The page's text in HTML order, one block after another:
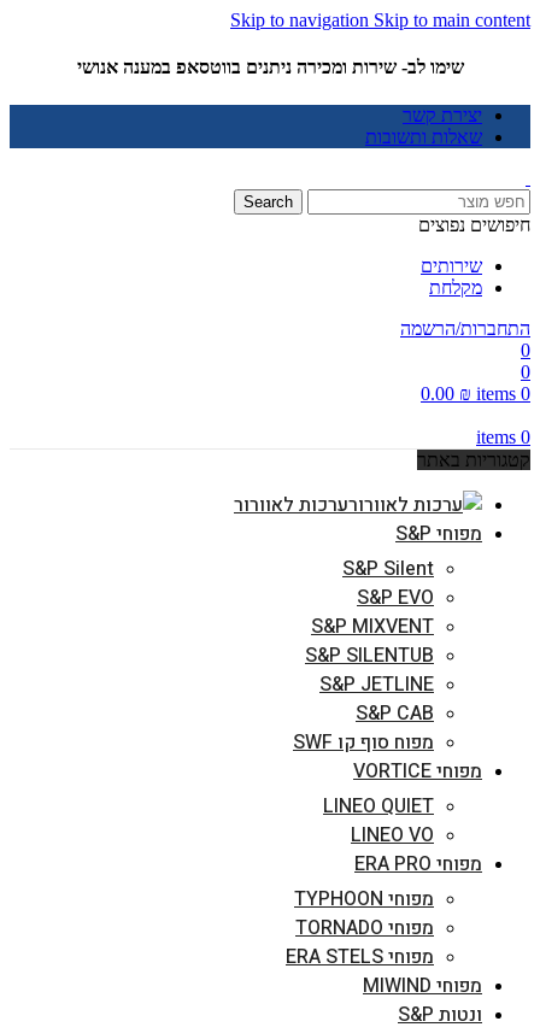
Skip to navigation Skip to main content
שימו לב- שירות ומכירה ניתנים בווטסאפ במענה אנושי
יצירת קשר
שאלות ותשובות
Search
חיפושים נפוצים
שירותים
מקלחת
התחברות/הרשמה
0
0
0
items
0.00 ₪
0
items
קטגוריות באתר
ערכות לאוורור
מפוחי S&P
S&P Silent
S&P EVO
S&P MIXVENT
S&P SILENTUB
S&P JETLINE
S&P CAB
מפוח סוף קו SWF
מפוחי VORTICE
LINEO QUIET
LINEO VO
מפוחי ERA PRO
מפוחי TYPHOON
מפוחי TORNADO
מפוחי ERA STELS
מפוחי MIWIND
ונטות S&P